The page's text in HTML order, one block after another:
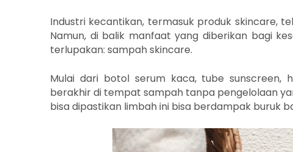
Industri kecantikan, termasuk produk skincare,
Namun, di balik manfaat yang diberikan bagi
terlupakan: sampah skincare.
Mulai dari botol serum kaca, tube sunscreen,
berakhir di tempat sampah tanpa pengelolaan
bisa dipastikan limbah ini bisa berdampak buruk